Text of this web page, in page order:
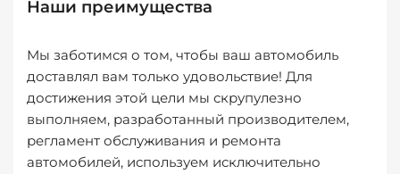
Наши преимущества
Мы заботимся о том, чтобы ваш автомобиль
доставлял вам только удовольствие! Для
достижения этой цели мы скрупулезно
выполняем, разработанный производителем,
регламент обслуживания и ремонта
автомобилей, используем исключительно